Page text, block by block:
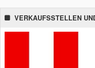
VERKAUFSSTELLEN